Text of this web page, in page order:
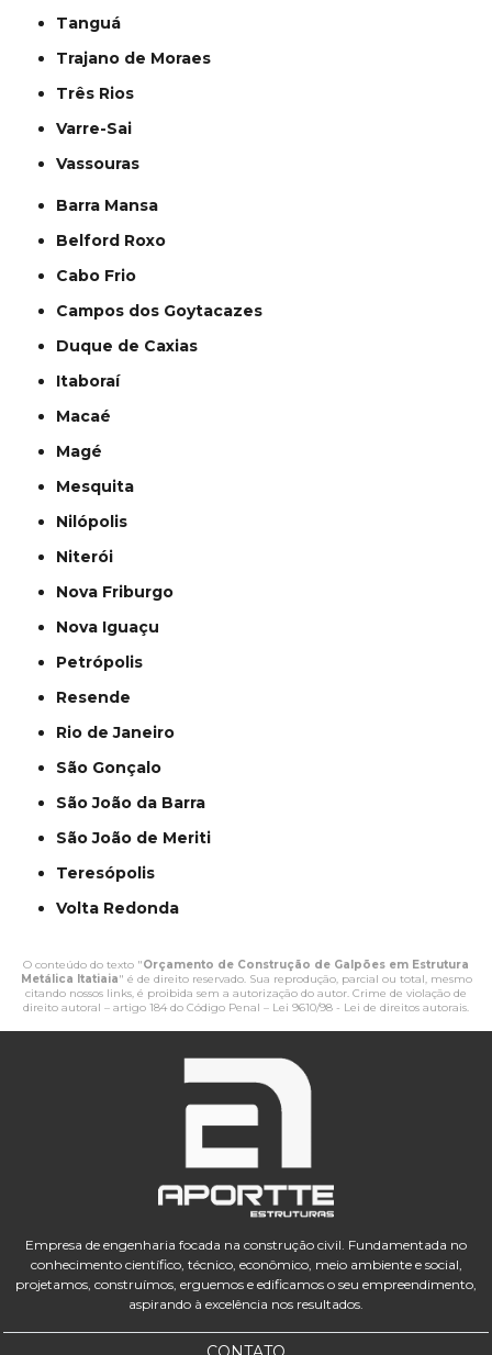
Tanguá
Trajano de Moraes
Três Rios
Varre-Sai
Vassouras
Barra Mansa
Belford Roxo
Cabo Frio
Campos dos Goytacazes
Duque de Caxias
Itaboraí
Macaé
Magé
Mesquita
Nilópolis
Niterói
Nova Friburgo
Nova Iguaçu
Petrópolis
Resende
Rio de Janeiro
São Gonçalo
São João da Barra
São João de Meriti
Teresópolis
Volta Redonda
O conteúdo do texto "Orçamento de Construção de Galpões em Estrutura
Metálica Itatiaia" é de direito reservado. Sua reprodução, parcial ou total, mesmo
citando nossos links, é proibida sem a autorização do autor. Crime de violação de
direito autoral – artigo 184 do Código Penal – Lei 9610/98 - Lei de direitos autorais.
Empresa de engenharia focada na construção civil. Fundamentada no
conhecimento científico, técnico, econômico, meio ambiente e social,
projetamos, construímos, erguemos e edificamos o seu empreendimento,
aspirando à excelência nos resultados.